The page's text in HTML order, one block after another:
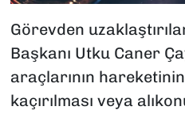
Görevden
Başkanı Utku Caner
araçlarının
kaçırılması veya